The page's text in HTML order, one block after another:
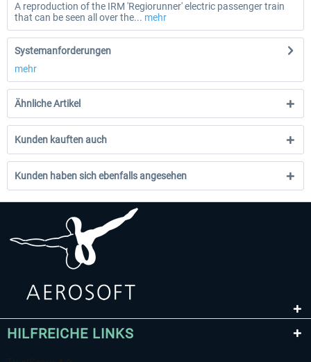
A reproduction of the IRM 'Regiorunner' electric passenger train
that can be seen all over the... mehr
Systemanforderungen
mehr
Ähnliche Artikel
Kunden kauften auch
Kunden haben sich ebenfalls angesehen
HILFREICHE LINKS